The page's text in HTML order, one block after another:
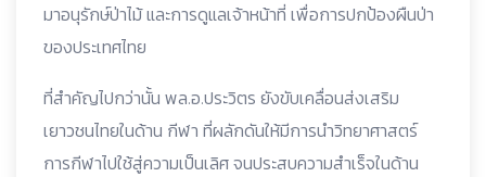
มาอนุรักษ์ป่าไม้ และการดูแลเจ้าหน้าที่ เพื่อการปกป้องผืนป่า
ของประเทศไทย
ที่สำคัญไปกว่านั้น พล.อ.ประวิตร ยังขับเคลื่อนส่งเสริม
เยาวชนไทยในด้าน กีฬา ที่ผลักดันให้มีการนำวิทยาศาสตร์
การกีฬาไปใช้สู่ความเป็นเลิศ จนประสบความสำเร็จในด้าน